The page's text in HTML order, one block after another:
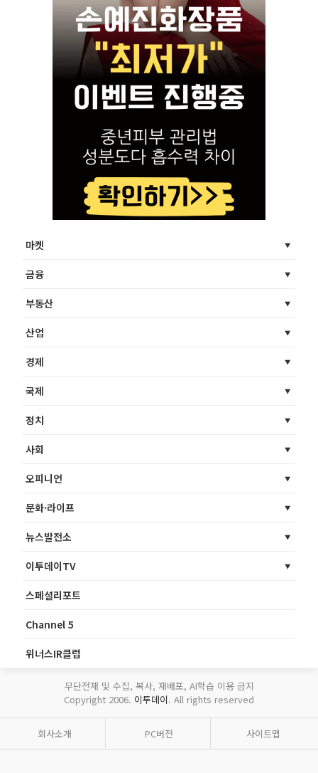
마켓
금융
부동산
산업
경제
국제
정치
사회
오피니언
문화·라이프
뉴스발전소
이투데이TV
스페셜리포트
Channel 5
위너스IR클럽
무단전재 및 수집, 복사, 재배포, AI학습 이용 금지
Copyright 2006. 이투데이. All rights reserved
회사소개 PC버전 사이트맵